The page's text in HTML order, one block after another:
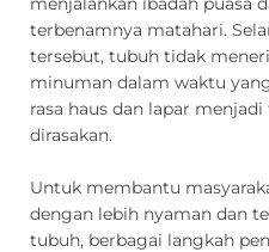
terbenamnya matahari.
tersebut, tubuh tidak
minuman dalam waktu
rasa haus dan lapar
dirasakan.
Untuk membantu
dengan lebih nyaman dan
tubuh, berbagai langkah